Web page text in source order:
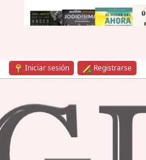
Iniciar sesión Registrarse